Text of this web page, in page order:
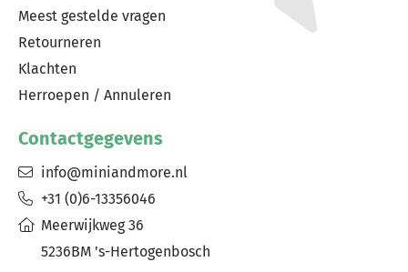
Meest gestelde vragen
Retourneren
Klachten
Herroepen / Annuleren
Contactgegevens
info@miniandmore.nl
+31 (0)6-13356046
Meerwijkweg 36
5236BM 's-Hertogenbosch